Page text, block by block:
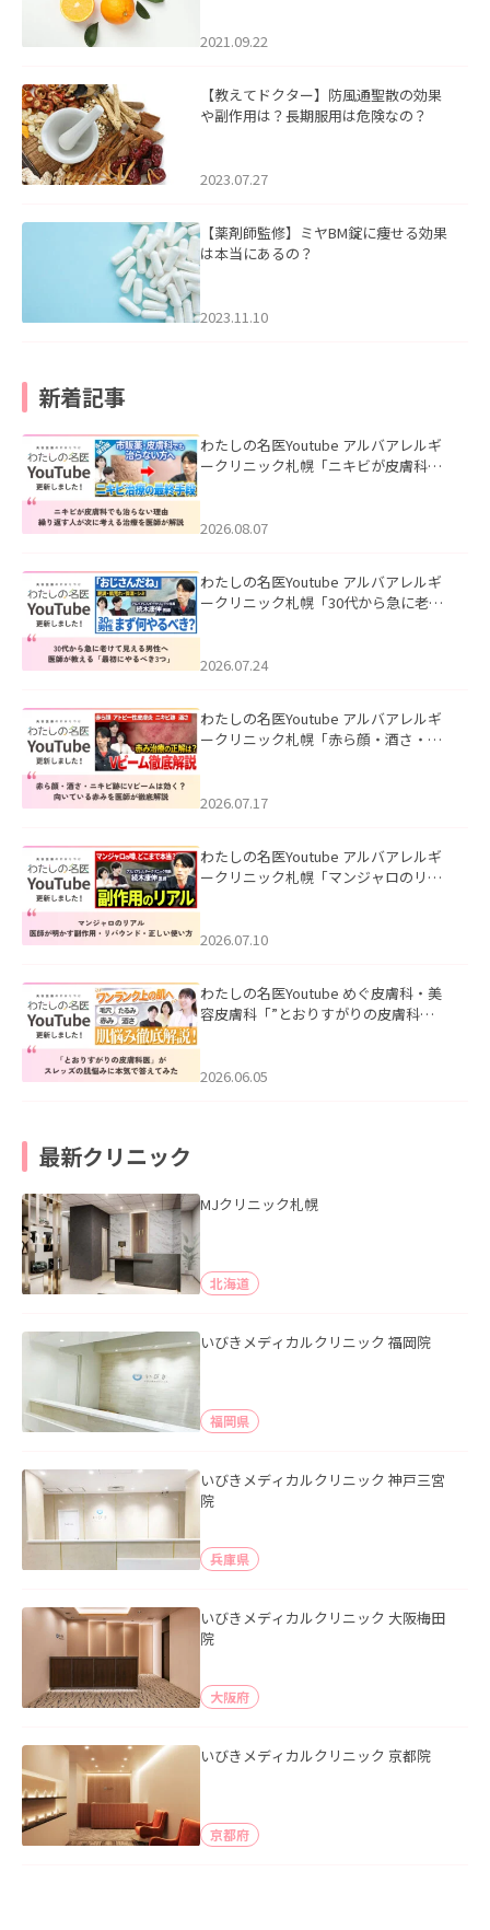
2021.09.22
【教えてドクター】防風通聖散の効果
や副作用は？長期服用は危険なの？
2023.07.27
【薬剤師監修】ミヤBM錠に痩せる効果
は本当にあるの？
2023.11.10
新着記事
わたしの名医Youtube アルバアレルギ
ークリニック札幌「ニキビが皮膚科で
ました。
2026.08.07
わたしの名医Youtube アルバアレルギ
ークリニック札幌「30代から急に老け
た。
2026.07.24
わたしの名医Youtube アルバアレルギ
ークリニック札幌「赤ら顔・酒さ・ニ
した。
2026.07.17
わたしの名医Youtube アルバアレルギ
ークリニック札幌「マンジャロのリア
た。
2026.07.10
わたしの名医Youtube めぐ皮膚科・美
容皮膚科「”とおりすがりの皮膚科
2026.06.05
最新クリニック
MJクリニック札幌
北海道
いびきメディカルクリニック 福岡院
福岡県
いびきメディカルクリニック 神戸三宮
院
兵庫県
いびきメディカルクリニック 大阪梅田
院
大阪府
いびきメディカルクリニック 京都院
京都府